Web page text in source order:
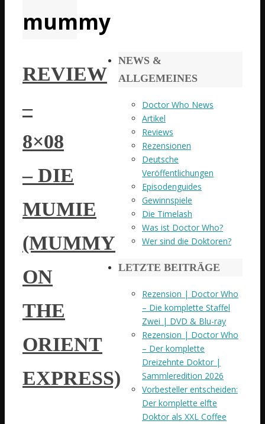
mummy
REVIEW
–
8×08
– DIE
MUMIE
(MUMMY
ON
THE
ORIENT
EXPRESS)
NEWS &
ALLGEMEINES
Doctor Who News
Artikel
Reviews
Rezensionen
Deutsche
Veröffentlichungen
Episodenguides
Gewinnspiele
Die Timelash
Was ist Doctor Who?
Wer sind die Doktoren?
LETZTE BEITRÄGE
Rezension | Doctor Who
– Die komplette Staffel
Zwei | DVD & Blu-ray
Rezension | Doctor Who
– Der komplette
Dreizehnte Doktor |
Sammleredition 2026
Vorbesteller entscheiden:
Der komplette elfte
Doktor als XXL Coffee